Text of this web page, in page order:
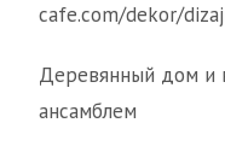
cafe.com/dekor/
Деревянный дом и
ансамблем